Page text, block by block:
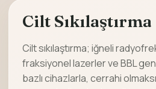
Cilt Sıkılaştırma
Cilt sıkılaştırma; iğneli
fraksiyonel lazerler ve BBL
bazlı cihazlarla, cerrahi